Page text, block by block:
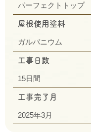
パーフェクトトップ
屋根使用塗料
ガルバニウム
工事日数
15日間
工事完了月
2025年3月